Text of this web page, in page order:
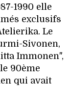
1990 elle
exclusifs
Le
Sivonen,
Immonen",
90ème
qui avait